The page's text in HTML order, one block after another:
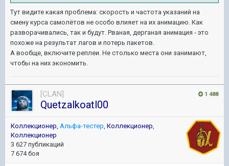
Тут видите какая проблема: скорость и частота указаний на
смену курса самолётов не особо влияет на их анимацию. Как
разворачивались, так и будут. Рваная, дерганая анимация - это
похоже на результат лагов и потерь пакетов.
А вообще, включите реплеи. Не столько места они занимают,
чтобы на них экономить.
1 488
[CLAN]
Quetzalkoatl00
Коллекционер Альфа-тестер Коллекционер
Коллекционер
3 627 публикаций
7 674 боя